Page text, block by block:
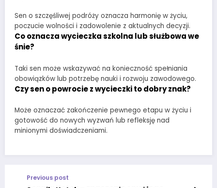
Sen o szczęśliwej podróży oznacza harmonię w życiu,
poczucie wolności i zadowolenie z aktualnych decyzji.
Co oznacza wycieczka szkolna lub służbowa we
śnie?
Taki sen może wskazywać na konieczność spełniania
obowiązków lub potrzebę nauki i rozwoju zawodowego.
Czy sen o powrocie z wycieczki to dobry znak?
Może oznaczać zakończenie pewnego etapu w życiu i
gotowość do nowych wyzwań lub refleksję nad
minionymi doświadczeniami.
Previous post